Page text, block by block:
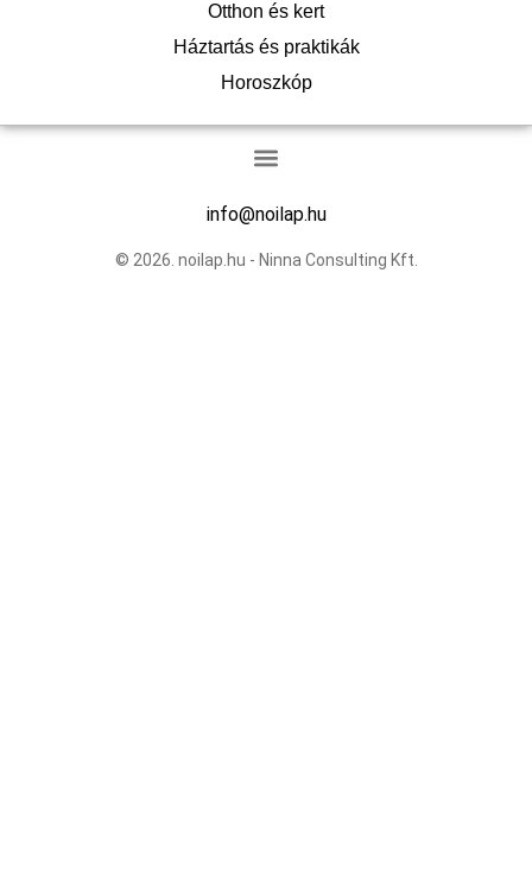
Otthon és kert
Háztartás és praktikák
Horoszkóp
info@noilap.hu
© 2026. noilap.hu - Ninna Consulting Kft.